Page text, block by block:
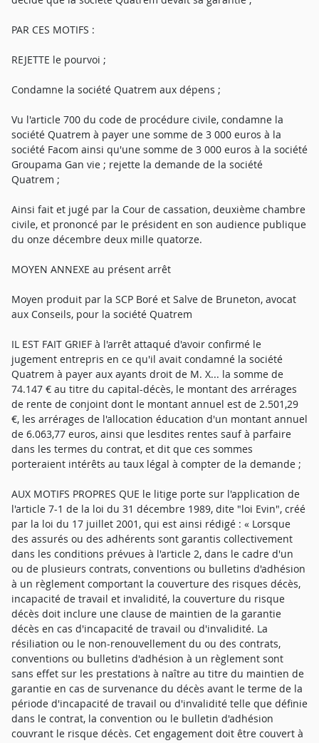
PAR CES MOTIFS :
REJETTE le pourvoi ;
Condamne la société Quatrem aux dépens ;
Vu l'article 700 du code de procédure civile, condamne la
société Quatrem à payer une somme de 3 000 euros à la
société Facom ainsi qu'une somme de 3 000 euros à la société
Groupama Gan vie ; rejette la demande de la société
Quatrem ;
Ainsi fait et jugé par la Cour de cassation, deuxième chambre
civile, et prononcé par le président en son audience publique
du onze décembre deux mille quatorze.
MOYEN ANNEXE au présent arrêt
Moyen produit par la SCP Boré et Salve de Bruneton, avocat
aux Conseils, pour la société Quatrem
IL EST FAIT GRIEF à l'arrêt attaqué d'avoir confirmé le
jugement entrepris en ce qu'il avait condamné la société
Quatrem à payer aux ayants droit de M. X... la somme de
74.147 € au titre du capital-décès, le montant des arrérages
de rente de conjoint dont le montant annuel est de 2.501,29
€, les arrérages de l'allocation éducation d'un montant annuel
de 6.063,77 euros, ainsi que lesdites rentes sauf à parfaire
dans les termes du contrat, et dit que ces sommes
porteraient intérêts au taux légal à compter de la demande ;
AUX MOTIFS PROPRES QUE le litige porte sur l'application de
l'article 7-1 de la loi du 31 décembre 1989, dite "loi Evin", créé
par la loi du 17 juillet 2001, qui est ainsi rédigé : « Lorsque
des assurés ou des adhérents sont garantis collectivement
dans les conditions prévues à l'article 2, dans le cadre d'un
ou de plusieurs contrats, conventions ou bulletins d'adhésion
à un règlement comportant la couverture des risques décès,
incapacité de travail et invalidité, la couverture du risque
décès doit inclure une clause de maintien de la garantie
décès en cas d'incapacité de travail ou d'invalidité. La
résiliation ou le non-renouvellement du ou des contrats,
conventions ou bulletins d'adhésion à un règlement sont
sans effet sur les prestations à naître au titre du maintien de
garantie en cas de survenance du décès avant le terme de la
période d'incapacité de travail ou d'invalidité telle que définie
dans le contrat, la convention ou le bulletin d'adhésion
couvrant le risque décès. Cet engagement doit être couvert à